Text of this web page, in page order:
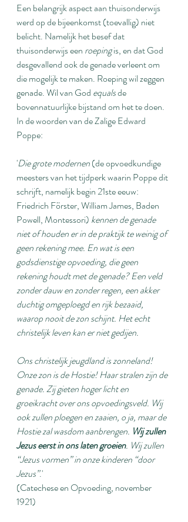
Een belangrijk aspect aan thuisonderwijs
werd op de bijeenkomst (toevallig) niet
belicht. Namelijk het besef dat
thuisonderwijs een roeping is, en dat God
desgevallend ook de genade verleent om
die mogelijk te maken. Roeping wil zeggen
genade. Wil van God equals de
bovennatuurlijke bijstand om het te doen.
In de woorden van de Zalige Edward
Poppe:
'Die grote modernen (de opvoedkundige
meesters van het tijdperk waarin Poppe dit
schrijft, namelijk begin 21ste eeuw:
Friedrich Förster, William James, Baden
Powell, Montessori) kennen de genade
niet of houden er in de praktijk te weinig of
geen rekening mee. En wat is een
godsdienstige opvoeding, die geen
rekening houdt met de genade? Een veld
zonder dauw en zonder regen, een akker
duchtig omgeploegd en rijk bezaaid,
waarop nooit de zon schijnt. Het echt
christelijk leven kan er niet gedijen.
Ons christelijk jeugdland is zonneland!
Onze zon is de Hostie! Haar stralen zijn de
genade. Zij gieten hoger licht en
groeikracht over ons opvoedingsveld. Wij
ook zullen ploegen en zaaien, o ja, maar de
Hostie zal wasdom aanbrengen. Wij zullen
Jezus eerst in ons laten groeien. Wij zullen
“Jezus vormen” in onze kinderen “door
Jezus”.'
(Catechese en Opvoeding, november
1921)